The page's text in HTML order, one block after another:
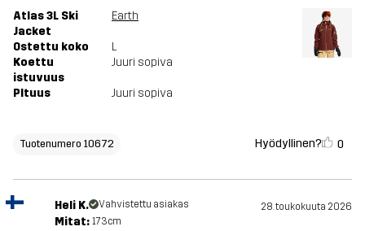
Atlas 3L Ski
Jacket
Earth
Ostettu koko
L
Koettu
istuvuus
Juuri sopiva
PItuus Juuri sopiva
Tuotenumero 10672 Hyödyllinen? 0
Heli K. Vahvistettu asiakas 28. toukokuuta 2026
Mitat: 173cm